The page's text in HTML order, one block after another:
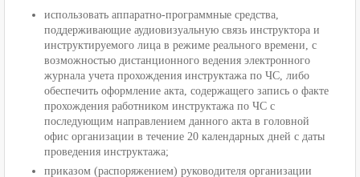
использовать аппаратно-программные средства,
поддерживающие аудиовизуальную связь инструктора и
инструктируемого лица в режиме реального времени, с
возможностью дистанционного ведения электронного
журнала учета прохождения инструктажа по ЧС, либо
обеспечить оформление акта, содержащего запись о факте
прохождения работником инструктажа по ЧС с
последующим направлением данного акта в головной
офис организации в течение 20 календарных дней с даты
проведения инструктажа;
приказом (распоряжением) руководителя организации